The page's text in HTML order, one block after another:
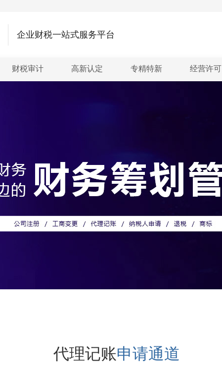
企业财税一站式服务平台
财税审计 高新认定 专精特新 经营许可
代理记账申请通道